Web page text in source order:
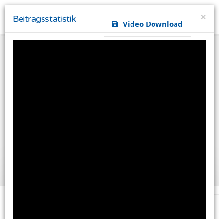
×
Beitragsstatistik Video Download